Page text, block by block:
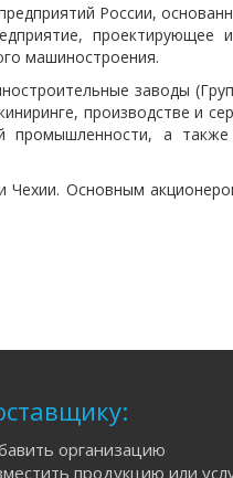
России,
проектирующее
машиностроения.
заводы
производстве и
промышленности, а
Основным
организацию
продукцию или